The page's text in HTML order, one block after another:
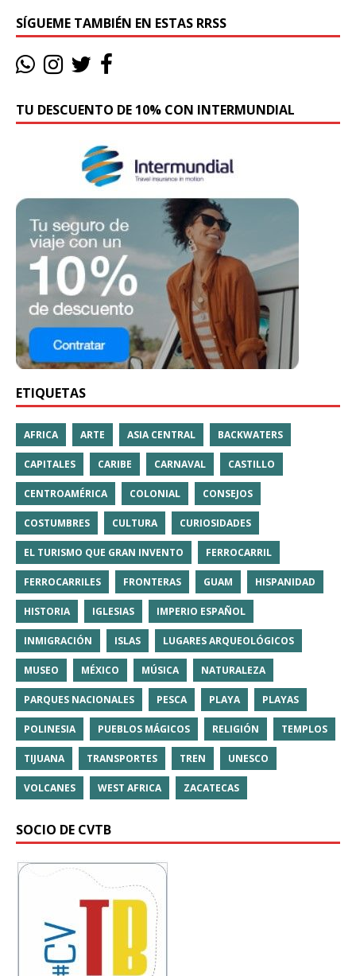
SÍGUEME TAMBIÉN EN ESTAS RRSS
TU DESCUENTO DE 10% CON INTERMUNDIAL
ETIQUETAS
AFRICA ARTE ASIA CENTRAL BACKWATERS
CAPITALES CARIBE CARNAVAL CASTILLO
CENTROAMÉRICA COLONIAL CONSEJOS
COSTUMBRES CULTURA CURIOSIDADES
EL TURISMO QUE GRAN INVENTO FERROCARRIL
FERROCARRILES FRONTERAS GUAM HISPANIDAD
HISTORIA IGLESIAS IMPERIO ESPAÑOL
INMIGRACIÓN ISLAS LUGARES ARQUEOLÓGICOS
MUSEO MÉXICO MÚSICA NATURALEZA
PARQUES NACIONALES PESCA PLAYA PLAYAS
POLINESIA PUEBLOS MÁGICOS RELIGIÓN TEMPLOS
TIJUANA TRANSPORTES TREN UNESCO
VOLCANES WEST AFRICA ZACATECAS
SOCIO DE CVTB